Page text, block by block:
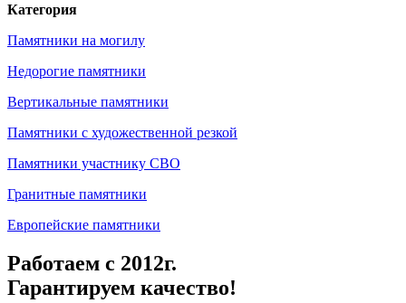
Категория
Памятники на могилу
Недорогие памятники
Вертикальные памятники
Памятники с художественной резкой
Памятники участнику СВО
Гранитные памятники
Европейские памятники
Работаем с 2012г.
Гарантируем качество!